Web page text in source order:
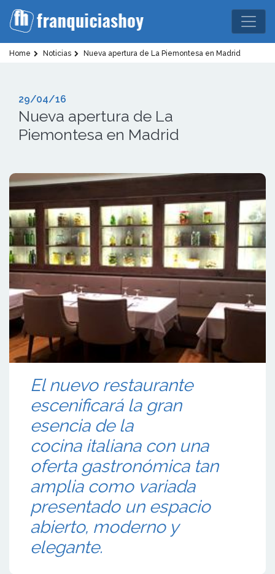
Home Noticias Nueva apertura de La Piemontesa en Madrid
29/04/16
Nueva apertura de La
Piemontesa en Madrid
El nuevo restaurante
escenificará la gran
esencia de la
cocina italiana con una
oferta gastronómica tan
amplia como variada
presentado un espacio
abierto, moderno y
elegante.